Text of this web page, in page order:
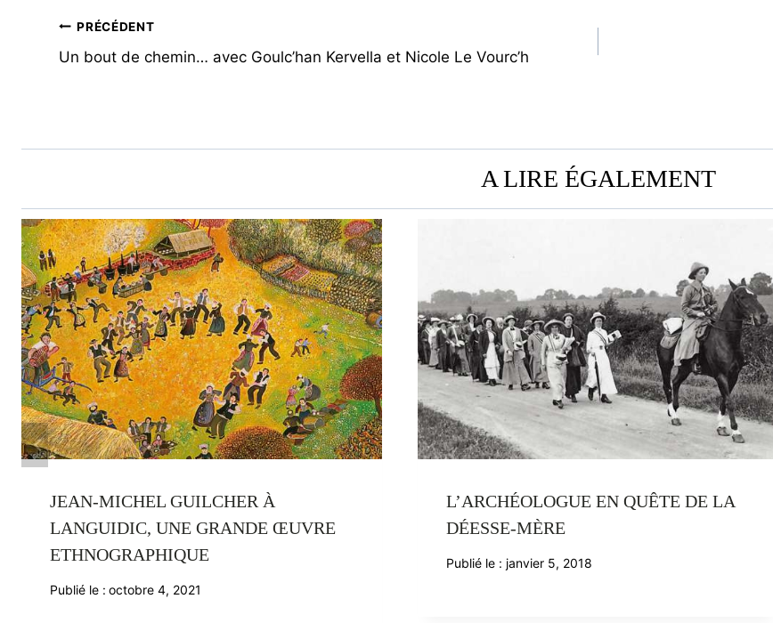
NAVIGATION
DE
PRÉCÉDENT
Un bout de chemin… avec Goulc’han Kervella et Nicole Le Vourc’h
A LIRE ÉGALEMENT
JEAN-MICHEL GUILCHER À
LANGUIDIC, UNE GRANDE ŒUVRE
ETHNOGRAPHIQUE
Publié le : octobre 4, 2021
L’ARCHÉOLOGUE EN QUÊTE DE LA
DÉESSE-MÈRE
Publié le : janvier 5, 2018